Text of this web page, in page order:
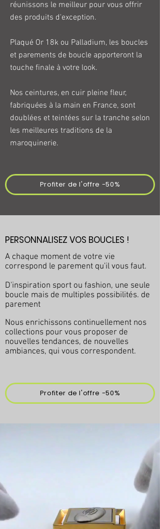
profiter. Nos boucles de ceinture sont
Les parements sont eux aussi soit
plaqué Or ou Palladium, ou habillés de
motifs et peintures de haute qualité.
ceinture faisant référence à votre sport
favori (Golf, Tennis, Rugby, Football), ou
une boucle de ceinture tendance, nous
répondons à tous vos besoins.
Avec le temps, le cuir de vos ceintures
réunissons le meilleur pour vous offrir
des produits d'exception.
Plaqué Or 18k ou Palladium, les boucles
et parements de boucle apporteront la
touche finale à votre look.
Nos ceintures, en cuir pleine fleur,
fabriquées à la main en France, sont
doublées et teintées sur la tranche selon
les meilleures traditions de la
maroquinerie.
Profiter de l'offre -50%
PERSONNALISEZ VOS BOUCLES !
A chaque moment de votre vie
correspond le parement qu'il vous faut.
D'inspiration sport ou fashion, une seule
boucle mais de multiples possibilités. de
parement
Nous enrichissons continuellement nos
collections pour vous proposer de
nouvelles tendances, de nouvelles
ambiances, qui vous correspondent.
Profiter de l'offre -50%